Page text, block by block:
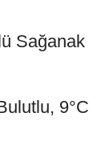
Sağanak
9°C